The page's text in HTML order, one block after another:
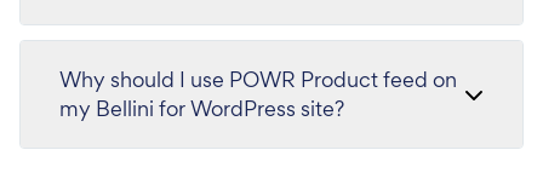
Why should I use POWR Product feed on
my Bellini for WordPress site?